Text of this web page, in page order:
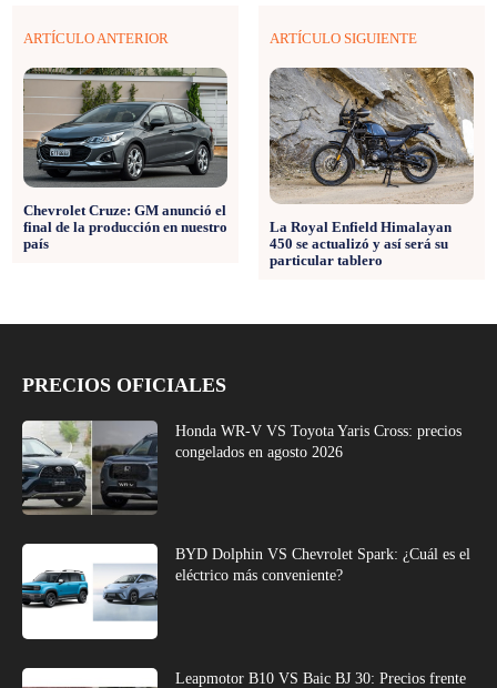
ARTÍCULO ANTERIOR
Chevrolet Cruze: GM anunció el
final de la producción en nuestro
país
ARTÍCULO SIGUIENTE
La Royal Enfield Himalayan
450 se actualizó y así será su
particular tablero
PRECIOS OFICIALES
Honda WR-V VS Toyota Yaris Cross: precios
congelados en agosto 2026
BYD Dolphin VS Chevrolet Spark: ¿Cuál es el
eléctrico más conveniente?
Leapmotor B10 VS Baic BJ 30: Precios frente